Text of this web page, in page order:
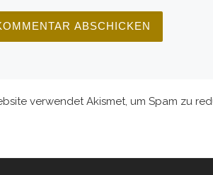
verwendet Akismet, um Spam zu